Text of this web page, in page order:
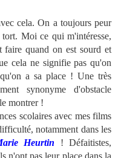
cela. On a toujours peur
Moi ce qui m'intéresse,
faire quand on est sourd et
cela ne signifie pas qu'on
a sa place ! Une très
synonyme d'obstacle
montrer !
scolaires avec mes films
notamment dans les
Heurtin ! Défaitistes,
n'ont pas leur place dans la